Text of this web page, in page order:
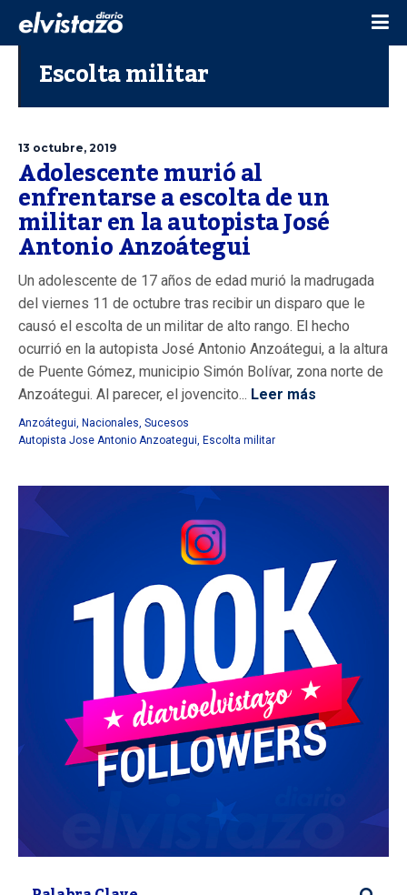
Escolta militar
13 octubre, 2019
Adolescente murió al
enfrentarse a escolta de un
militar en la autopista José
Antonio Anzoátegui
Un adolescente de 17 años de edad murió la madrugada
del viernes 11 de octubre tras recibir un disparo que le
causó el escolta de un militar de alto rango. El hecho
ocurrió en la autopista José Antonio Anzoátegui, a la altura
de Puente Gómez, municipio Simón Bolívar, zona norte de
Anzoátegui. Al parecer, el jovencito... Leer más
Anzoátegui, Nacionales, Sucesos
Autopista Jose Antonio Anzoategui, Escolta militar